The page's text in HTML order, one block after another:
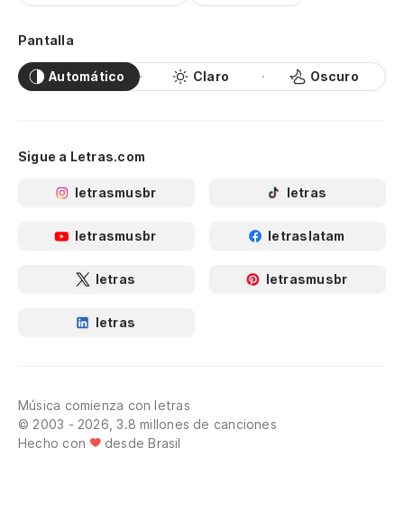
Pantalla
Automático Claro Oscuro
Sigue a Letras.com
letrasmusbr letras
letrasmusbr letraslatam
letras letrasmusbr
letras
Música comienza con letras
© 2003 - 2026, 3.8 millones de canciones
Hecho con
desde Brasil